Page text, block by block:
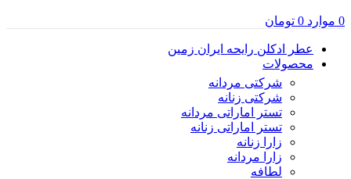
0 موارد 0 تومان
عطر ادکلن رایحه ایران زمین
محصولات
شرکتی مردانه
شرکتی زنانه
تستر اماراتی مردانه
تستر اماراتی زنانه
زارا زنانه
زارا مردانه
لطافه